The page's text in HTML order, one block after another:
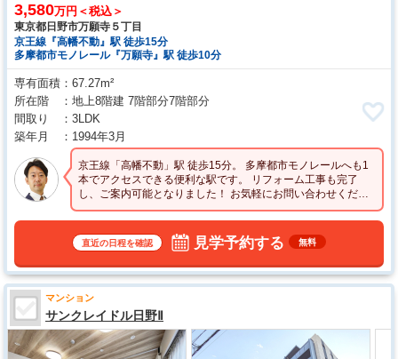
3,580万円＜税込＞
東京都日野市万願寺５丁目
京王線『高幡不動』駅 徒歩15分
多摩都市モノレール『万願寺』駅 徒歩10分
専有面積
67.27m²
所在階
地上8階建 7階部分7階部分
間取り
3LDK
築年月
1994年3月
京王線「高幡不動」駅 徒歩15分。 多摩都市モノレールへも1
本でアクセスできる便利な駅です。 リフォーム工事も完了
し、ご案内可能となりました！ お気軽にお問い合わせくださ
いませ！
直近の日程を確認 見学予約する 無料
マンション
サンクレイドル日野Ⅱ